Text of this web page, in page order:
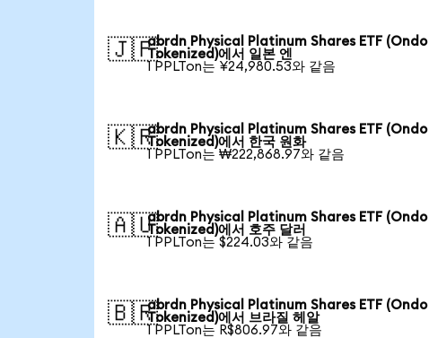
🇯🇵abrdn Physical Platinum Shares ETF (Ondo
Tokenized)에서 일본 엔
1 PPLTon는 ¥24,980.53와 같음
🇰🇷abrdn Physical Platinum Shares ETF (Ondo
Tokenized)에서 한국 원화
1 PPLTon는 ₩222,868.97와 같음
🇦🇺abrdn Physical Platinum Shares ETF (Ondo
Tokenized)에서 호주 달러
1 PPLTon는 $224.03와 같음
🇧🇷abrdn Physical Platinum Shares ETF (Ondo
Tokenized)에서 브라질 헤알
1 PPLTon는 R$806.97와 같음